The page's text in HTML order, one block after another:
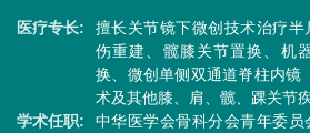
医疗专长:
擅长关节镜下微创技术治疗
伤重建、髋膝关节置换、机
换、微创单侧双通道脊柱内镜
术及其他膝、肩、髋、踝关节疾
学术任职:
中华医学会骨科分会青年委